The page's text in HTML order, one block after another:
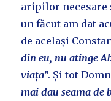
aripilor necesare
un făcut am dat
de același
din eu, nu atinge
viața”. Și tot
mai dau seama de